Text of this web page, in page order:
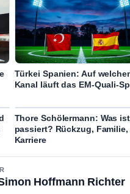
Türkei Spanien: Auf
Kanal läuft das EM-Quali-
Thore Schölermann: Was ist
passiert? Rückzug, Familie,
Karriere
Hoffmann Richter